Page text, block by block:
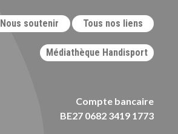
Nous soutenir Tous nos liens
Médiathèque Handisport
Compte bancaire
BE27 0682 3419 1773